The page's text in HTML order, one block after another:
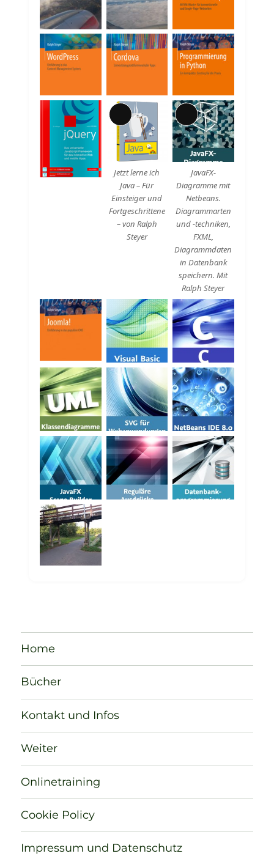
Beschreibung
Lange
Beschreibung
Jetzt lerne ich
Java – Für
Einsteiger und
Fortgeschrittene
– von Ralph
Steyer
Lange
Beschreibung
JavaFX-
Diagramme mit
Netbeans.
Diagrammarten
und -techniken,
FXML,
Diagrammdaten
in Datenbank
speichern. Mit
Ralph Steyer
Home
Bücher
Kontakt und Infos
Weiter
Onlinetraining
Cookie Policy
Impressum und Datenschutz